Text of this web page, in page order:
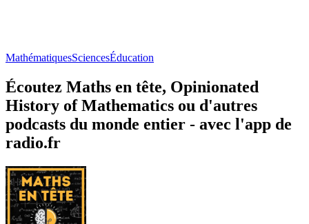
MathématiquesSciencesÉducation
Écoutez Maths en tête, Opinionated
History of Mathematics ou d'autres
podcasts du monde entier - avec l'app de
radio.fr